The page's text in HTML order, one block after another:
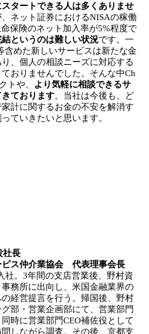
タートできる人は多くありませ
ネット証券におけるNISAの稼働
保険のネット加入率が5%程度で
というのは難しい状況です。一
含めた新しいサービスは新たな金
、個人の相談ニーズに対応する
おりませんでした。そんな中Ch
トや、
より気軽に相談できるサ
ております。当社は今後も、ど
計に関するお金の不安を解消す
ていきたいと思います。
社長
ビス仲介業協会 代表理事会長
社。3年間の支店営業後、野村資
務所に出向し、米国金融業界の
経営提言を行う。帰国後、野村
部・営業企画部にて、営業部門
時に営業部門CEO補佐役として
しながら調査。その後、京都支